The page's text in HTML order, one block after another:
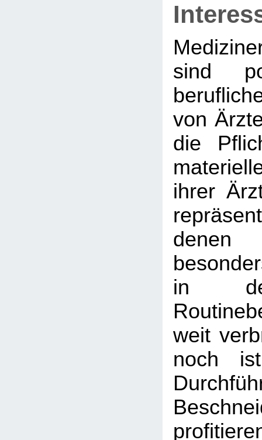
sind
von
die
ihrer
in
weit
noch